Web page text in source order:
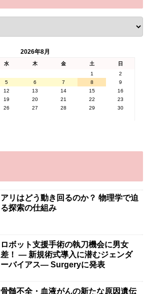
2026年8月
水 木 金 土
日
1
2
5 6 7 8
9
12 13 14 15
16
19 20 21 22
23
26 27 28 29
30
アリはどう動き回るのか？ 物理学で迫
る探索の仕組み
ロボット支援手術の執刀機会に男女
差！ — 新規術式導入に潜むジェンダ
ーバイアス— Surgeryに発表
骨髄不全・血液がんの新たな原因遺伝